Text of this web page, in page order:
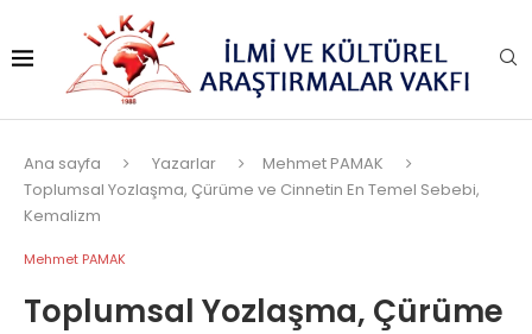
Ana sayfa Yazarlar
Mehmet PAMAK
Toplumsal Yozlaşma, Çürüme ve Cinnetin En Temel Sebebi,
Kemalizm
Mehmet PAMAK
Toplumsal Yozlaşma, Çürüme